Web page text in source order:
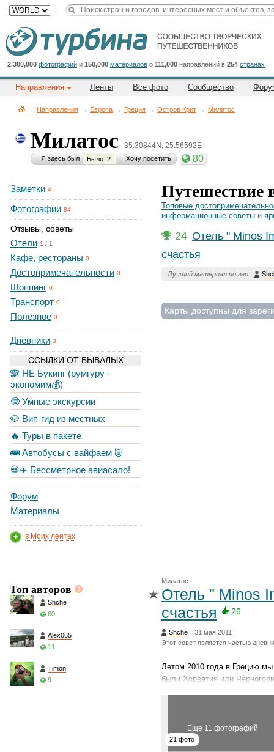
2,300,000 фотографий и 150,000 материалов о 111,000 направлений в 254 странах
Направления Ленты Все фото Сообщество
→ Направления → Европа → Греция → Остров Крит → Милатос
Милатос 35.30844N, 25.56592E
Я здесь был Было: 2 Хочу посетить 80
Заметки 4
Фотографии 84
Отзывы, советы
Отели 1 / 1
Кафе, рестораны 0
Достопримечательности 0
Шоппинг 0
Транспорт 0
Полезное 0
Дневники 3
ССЫЛКИ ОТ БЫВАЛЫХ
🙈 НЕ Букинг (румгуру -
экономим💰)
🤓 Умные экскурсии
🐶 Вип-гид из местных
🔥 Туры в пакете
🚌 Автобусы с вайфаем 🐷
💀✈️ Бессметрное авиасало!
Форум
Материалы
в Моих лентах
Топ авторов
Shche
60
Alex065
11
Timon
9
Путешествие
Топовые
информационные советы и
24 Отель " Minos
счастья
Лучший материал по гео
Карты доступны для
Милатос
Отель " Minos
счастья
26
Shche | 31 мая 2011
Этот совет является частью
Летом 2010 года в Грецию
были Хорватия или
Еще 11 фотографий
21 фото
Cейчас
на
сайте:
Title
Button